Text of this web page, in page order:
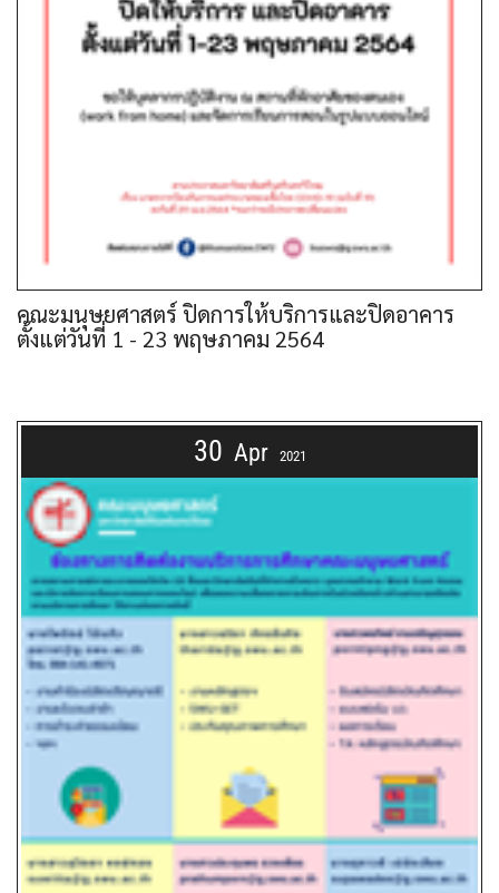
คณะมนุษยศาสตร์ ปิดการให้บริการและปิดอาคาร
ตั้งแต่วันที่ 1 - 23 พฤษภาคม 2564
30 Apr 2021